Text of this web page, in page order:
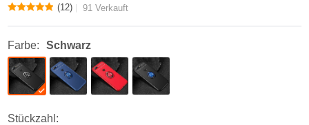
(12) 91 Verkauft
Farbe: Schwarz
Stückzahl: